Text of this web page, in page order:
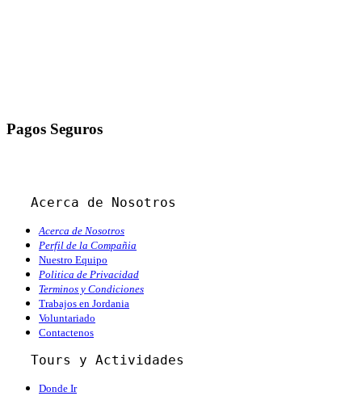
Pagos Seguros
Acerca de Nosotros
Acerca de Nosotros
Perfil de la Compañia
Nuestro Equipo
Politica de Privacidad
Terminos y Condiciones
Trabajos en Jordania
Voluntariado
Contactenos
Tours y Actividades
Donde Ir